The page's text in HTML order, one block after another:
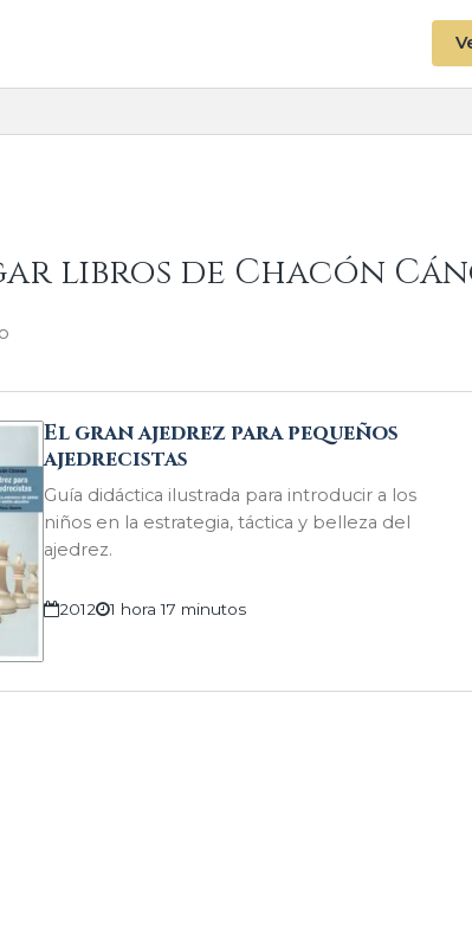
libros de Chacón
El gran ajedrez para pequeños
ajedrecistas
Guía didáctica ilustrada para introducir a los
niños en la estrategia, táctica y belleza del
ajedrez.
2012 1 hora 17 minutos